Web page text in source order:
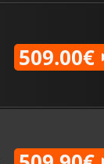
509.00€